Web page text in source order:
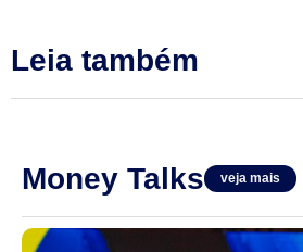
Leia também
Money Talks veja mais